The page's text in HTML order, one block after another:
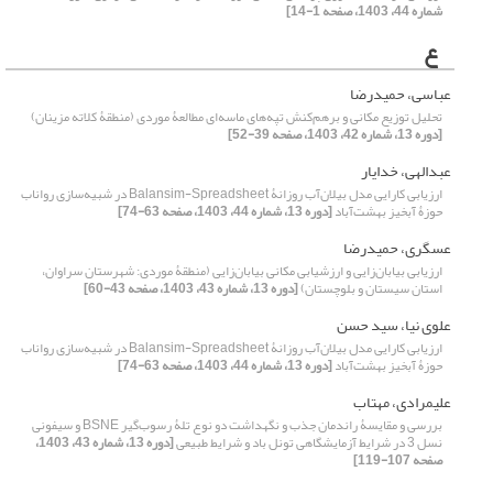
شماره 44، 1403، صفحه 1-14]
ع
عباسی، حمیدرضا
تحلیل توزیع مکانی و برهم‌کنش تپه‌های ماسه‌ای مطالعۀ موردی (منطقۀ کلاته مزینان)
[دوره 13، شماره 42، 1403، صفحه 39-52]
عبدالهی، خدایار
ارزیابی کارایی مدل بیلان‌آب روزانۀ Balansim-Spreadsheet در شبیه‌سازی رواناب
حوزۀ آبخیز بهشت‌آباد[دوره 13، شماره 44، 1403، صفحه 63-74]
عسگری، حمیدرضا
ارزیابی بیابان‌زایی و ارزشیابی مکانی بیابان‌زایی (منطقۀ موردی: شهرستان سراوان،
استان سیستان و بلوچستان)[دوره 13، شماره 43، 1403، صفحه 43-60]
علوی نیا، سید حسن
ارزیابی کارایی مدل بیلان‌آب روزانۀ Balansim-Spreadsheet در شبیه‌سازی رواناب
حوزۀ آبخیز بهشت‌آباد[دوره 13، شماره 44، 1403، صفحه 63-74]
علیمرادی، مهتاب
بررسی و مقایسۀ راندمان جذب و نگهداشت دو نوع تلۀ رسوب‌گیر BSNE و سیفونی
نسل 3 در شرایط آزمایشگاهی تونل باد و شرایط طبیعی [دوره 13، شماره 43، 1403،
صفحه 107-119]